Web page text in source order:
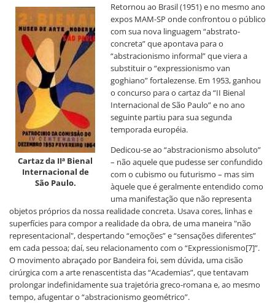
Cartaz da IIª Bienal
Internacional de
São Paulo.
Retornou ao Brasil (1951) e no mesmo ano
expos MAM-SP onde confrontou o público
com sua nova linguagem “abstrato-
concreta” que apontava para o
“abstracionismo informal” que viera a
substituir o “expressionismo van
goghiano” fortalezense. Em 1953, ganhou
o concurso para o cartaz da “II Bienal
Internacional de São Paulo” e no ano
seguinte partiu para sua segunda
temporada européia.
Dedicou-se ao “abstracionismo absoluto”
– não aquele que pudesse ser confundido
com o cubismo ou futurismo – mas sim
àquele que é geralmente entendido como
uma manifestação que não representa
objetos próprios da nossa realidade concreta. Usava cores, linhas e
superfícies para compor a realidade da obra, de uma maneira "não
representacional", despertando “emoções” e “sensações diferentes”
em cada pessoa; daí, seu relacionamento com o “Expressionismo[7]”.
O movimento abraçado por Bandeira foi, sem dúvida, uma cisão
cirúrgica com a arte renascentista das “Academias”, que tentavam
prolongar indefinidamente sua trajetória greco-romana e, ao mesmo
tempo, afugentar o “abstracionismo geométrico”.